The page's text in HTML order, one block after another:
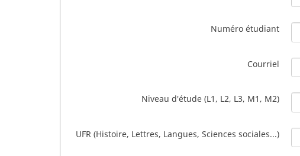
Numéro étudiant
Courriel
Niveau d'étude (L1, L2, L3, M1, M2)
UFR (Histoire, Lettres, Langues, Sciences sociales...)